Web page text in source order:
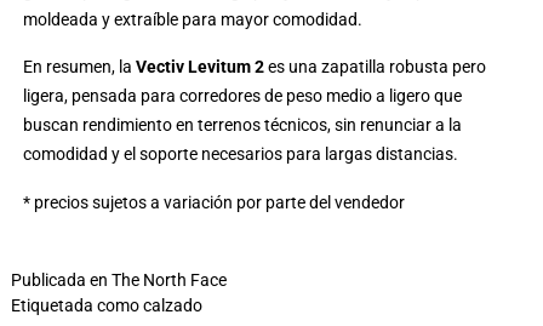
moldeada y extraíble para mayor comodidad.
En resumen, la Vectiv Levitum 2es una zapatilla robusta pero
ligera, pensada para corredores de peso medio a ligero que
buscan rendimiento en terrenos técnicos, sin renunciar a la
comodidad y el soporte necesarios para largas distancias.
* precios sujetos a variación por parte del vendedor
Publicada en The North Face
Etiquetada comocalzado